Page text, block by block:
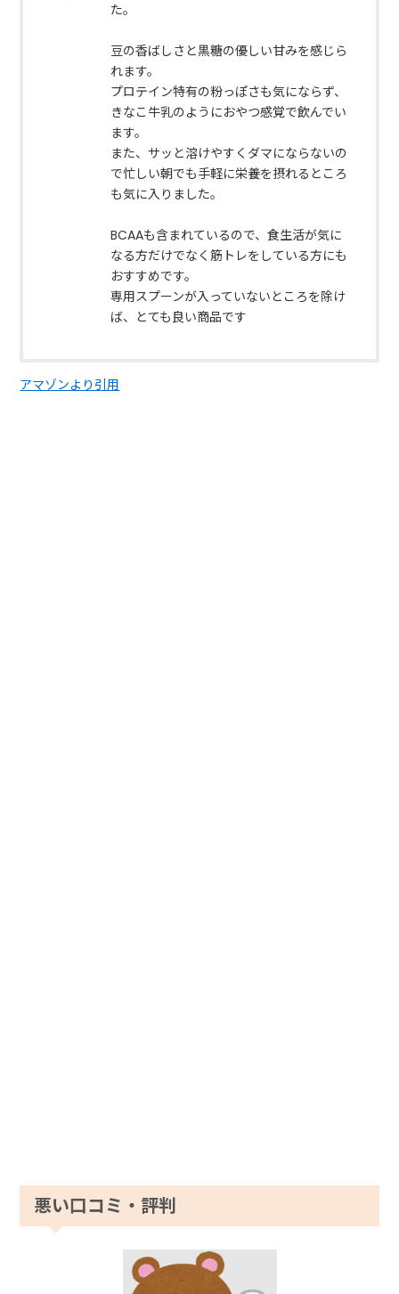
た。
豆の香ばしさと黒糖の優しい甘みを感じら
れます。
プロテイン特有の粉っぽさも気にならず、
きなこ牛乳のようにおやつ感覚で飲んでい
ます。
また、サッと溶けやすくダマにならないの
で忙しい朝でも手軽に栄養を摂れるところ
も気に入りました。
BCAAも含まれているので、食生活が気に
なる方だけでなく筋トレをしている方にも
おすすめです。
専用スプーンが入っていないところを除け
ば、とても良い商品です
アマゾンより引用
悪い口コミ・評判